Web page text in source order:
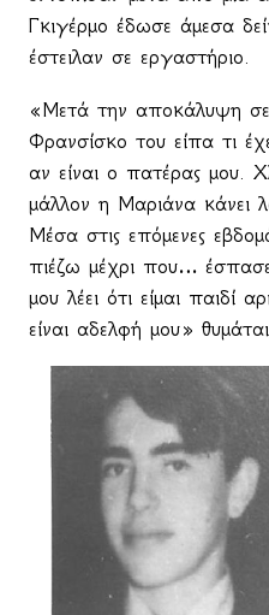
Γκιγέρμο έδωσε άμεσα
έστειλαν σε εργαστήριο.
«Μετά την αποκάλυψη σε
Φρανσίσκο του είπα τι
αν είναι ο πατέρας μου.
μάλλον η Μαριάνα κάνει
Μέσα στις επόμενες
πιέζω μέχρι που…
μου λέει ότι είμαι παιδί
είναι αδελφή μου»